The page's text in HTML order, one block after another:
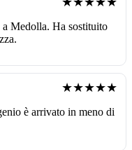
Medolla. Ha sostituito
★★★★★
è arrivato in meno di